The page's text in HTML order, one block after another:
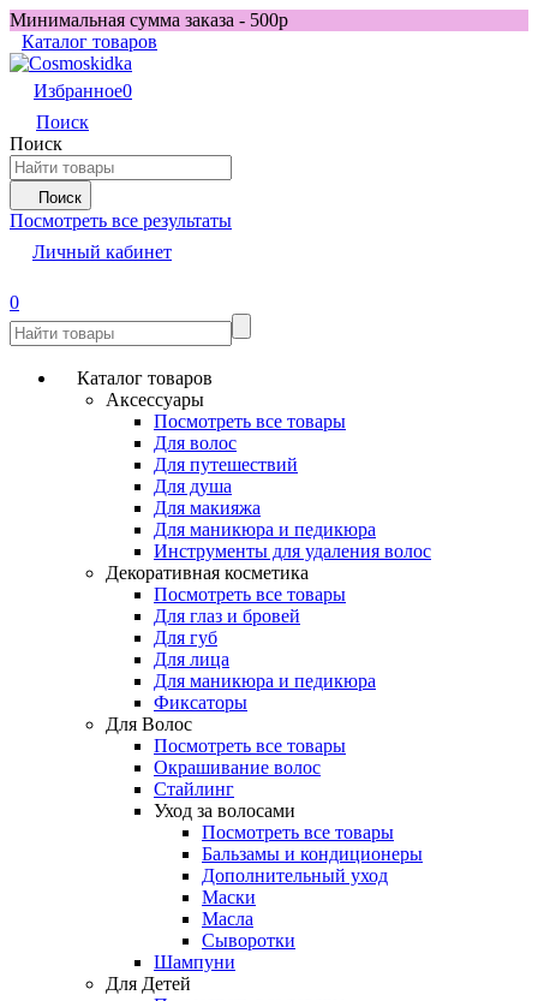
Минимальная сумма заказа - 500р
Каталог товаров
Избранное0
Поиск
Поиск
Поиск
Посмотреть все результаты
Личный кабинет
0
Каталог товаров
Аксессуары
Посмотреть все товары
Для волос
Для путешествий
Для душа
Для макияжа
Для маникюра и педикюра
Инструменты для удаления волос
Декоративная косметика
Посмотреть все товары
Для глаз и бровей
Для губ
Для лица
Для маникюра и педикюра
Фиксаторы
Для Волос
Посмотреть все товары
Окрашивание волос
Стайлинг
Уход за волосами
Посмотреть все товары
Бальзамы и кондиционеры
Дополнительный уход
Маски
Масла
Сыворотки
Шампуни
Для Детей